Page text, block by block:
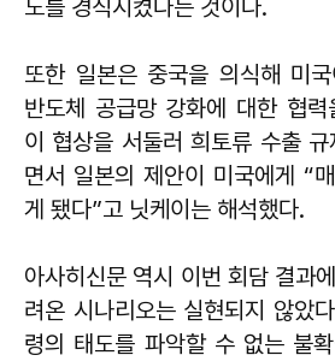
도를 경직시켰다는 것이다.
또한 일본은 중국을 의식해 미
반도체 공급망 강화에 대한 협력
이 협상을 서둘러 희토류 수출
면서 일본의 제안이 미국에게 “
게 됐다”고 닛케이는 해석했다.
아사히신문 역시 이번 회담 결과
려온 시나리오는 실현되지 않았
령의 태도를 파악할 수 없는 불